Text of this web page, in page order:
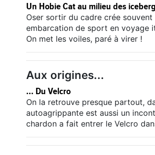
Un Hobie Cat au milieu des
Oser sortir du cadre crée
embarcation de sport en voyage
On met les voiles, paré à virer !
Aux origines...
... Du Velcro
On la retrouve presque partout,
autoagrippante est aussi un
chardon a fait entrer le Velcro